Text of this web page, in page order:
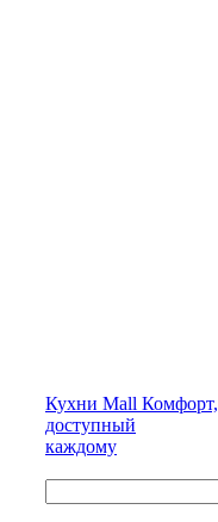
Кухни Mall Комфорт,
доступный
каждому